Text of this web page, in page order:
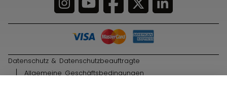
Datenschutz & Datenschutzbeauftragte
Allgemeine Geschäftsbedingungen